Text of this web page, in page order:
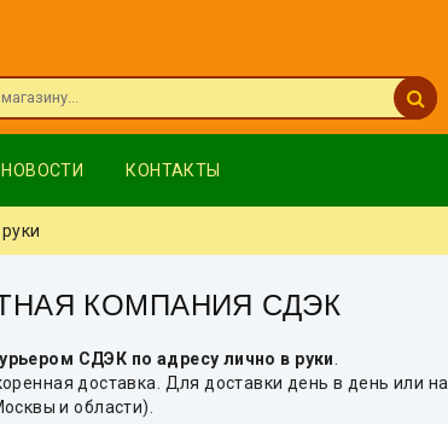
НОВОСТИ КОНТАКТЫ
КОМПАНИЯ СДЭК
СДЭК по адресу лично в руки
доставка. Для доставки день в день или
и области).